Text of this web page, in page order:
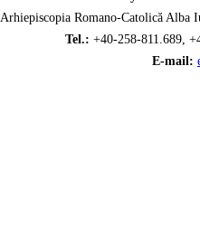
Arhiepiscopia Romano-Catolică
Tel.: +40-258-811.689,
E-mail: